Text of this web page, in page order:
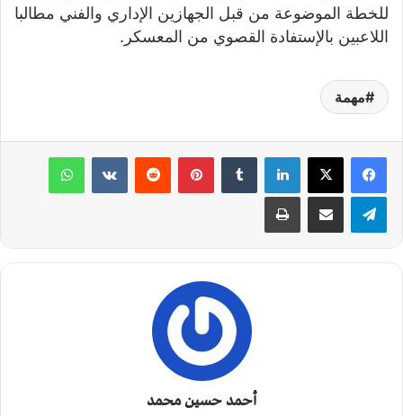
للخطة الموضوعة من قبل الجهازين الإداري والفني مطالبا
اللاعبين بالإستفادة القصوي من المعسكر.
مهمة
لينكدإن بينتيريست
أحمد حسين محمد